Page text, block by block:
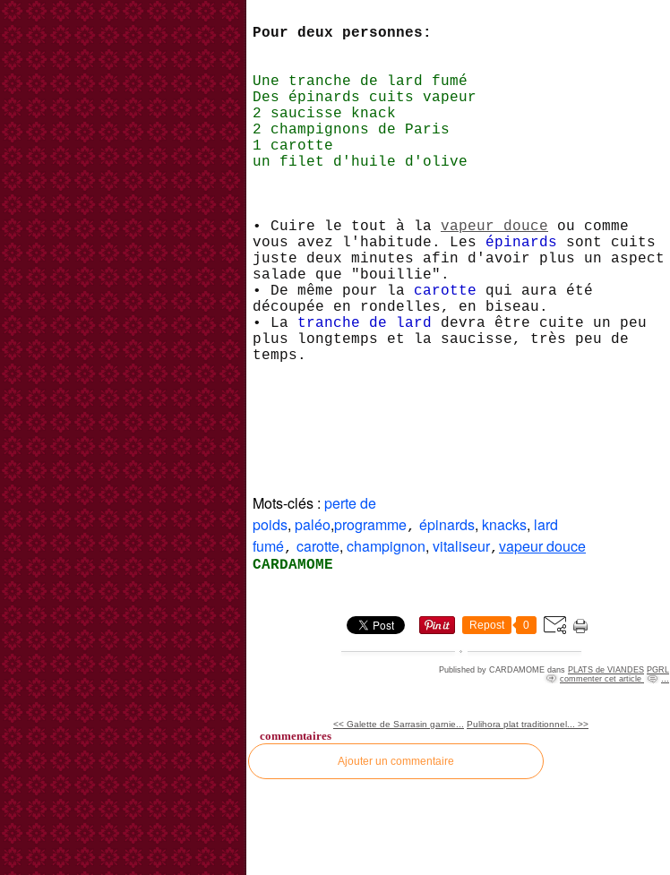
Pour deux personnes:
Une tranche de lard fumé
Des épinards cuits vapeur
2 saucisse knack
2 champignons de Paris
1 carotte
un filet d'huile d'olive
• Cuire le tout à la vapeur douce ou comme
vous avez l'habitude. Les épinards sont cuits
juste deux minutes afin d'avoir plus un aspect
salade que "bouillie".
• De même pour la carotte qui aura été
découpée en rondelles, en biseau.
• La tranche de lard devra être cuite un peu
plus longtemps et la saucisse, très peu de
temps.
Mots-clés : perte de
poids, paléo,programme, épinards, knacks, lard
fumé, carotte, champignon, vitaliseur, vapeur douce
CARDAMOME
Repost 0
Published by CARDAMOME dans PLATS de VIANDES PGRL
commenter cet article
…
<< Galette de Sarrasin garnie... Pulihora plat traditionnel... >>
commentaires
Ajouter un commentaire